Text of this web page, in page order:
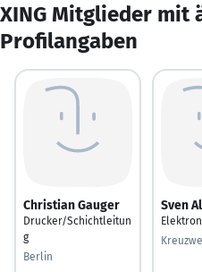
XING Mitglieder mit
Profilangaben
Christian Gauger
Drucker/Schichtleitun
g
Berlin
Sven